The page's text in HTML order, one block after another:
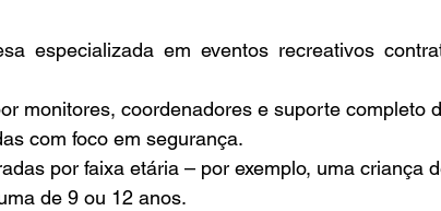
especializada em eventos recreativos
monitores, coordenadores e suporte completo
com foco em segurança.
por faixa etária – por exemplo, uma criança
de 9 ou 12 anos.